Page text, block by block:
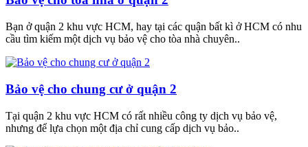
Bạn ở quận 2 khu vực HCM, hay tại các quận bất kì ở HCM có nhu
cầu tìm kiếm một dịch vụ bảo vệ cho tòa nhà chuyên..
Bảo vệ cho chung cư ở quận 2
Tại quận 2 khu vực HCM có rất nhiều công ty dịch vụ bảo vệ,
nhưng để lựa chọn một địa chỉ cung cấp dịch vụ bảo..